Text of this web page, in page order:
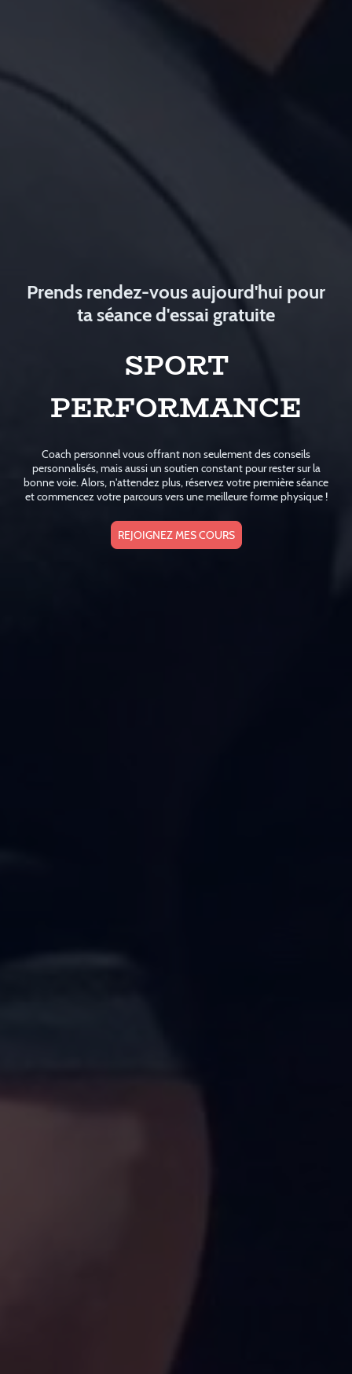
Prends rendez-vous aujourd'hui pour
ta séance d'essai gratuite
SPORT
PERFORMANCE
Coach personnel vous offrant non seulement des conseils
personnalisés, mais aussi un soutien constant pour rester sur la
bonne voie. Alors, n'attendez plus, réservez votre première séance
et commencez votre parcours vers une meilleure forme physique !
REJOIGNEZ MES COURS